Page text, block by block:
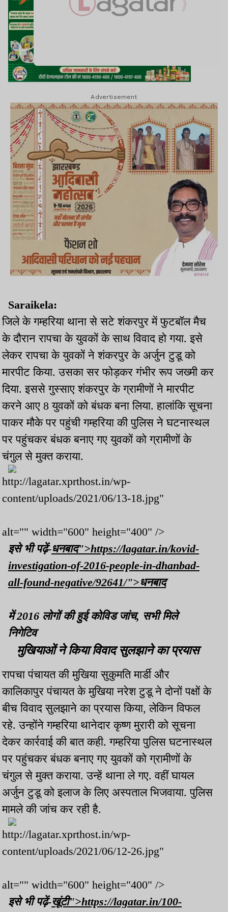
Advertisement
Saraikela:
जिले के गम्हरिया थाना से सटे शंकरपुर में फुटबॉल मैच
के दौरान रापचा के युवकों के साथ विवाद हो गया. इसे
लेकर रापचा के युवकों ने शंकरपुर के अर्जुन टुडू को
मारपीट किया. उसका सर फोड़कर गंभीर रूप जख्मी कर
दिया. इससे गुस्साए शंकरपुर के ग्रामीणों ने मारपीट
करने आए 8 युवकों को बंधक बना लिया. हालांकि सूचना
पाकर मौके पर पहुंची गम्हरिया की पुलिस ने घटनास्थल
पर पहुंचकर बंधक बनाए गए युवकों को ग्रामीणों के
चंगुल से मुक्त कराया.
http://lagatar.xprthost.in/wp-
content/uploads/2021/06/13-18.jpg"
alt="" width="600" height="400" />
इसे भी पढ़ें-धनबाद">https://lagatar.in/kovid-
investigation-of-2016-people-in-dhanbad-
all-found-negative/92641/">धनबाद
में 2016 लोगों की हुई कोविड जांच, सभी मिले
निगेटिव
मुखियाओं ने किया विवाद सुलझाने का प्रयास
रापचा पंचायत की मुखिया सुकुमति मार्डी और
कालिकापुर पंचायत के मुखिया नरेश टुडू ने दोनों पक्षों के
बीच विवाद सुलझाने का प्रयास किया, लेकिन विफल
रहे. उन्होंने गम्हरिया थानेदार कृष्ण मुरारी को सूचना
देकर कार्रवाई की बात कही. गम्हरिया पुलिस घटनास्थल
पर पहुंचकर बंधक बनाए गए युवकों को ग्रामीणों के
चंगुल से मुक्त कराया. उन्हें थाना ले गए. वहीं घायल
अर्जुन टुडू को इलाज के लिए अस्पताल भिजवाया. पुलिस
मामले की जांच कर रही है.
http://lagatar.xprthost.in/wp-
content/uploads/2021/06/12-26.jpg"
alt="" width="600" height="400" />
इसे भी पढ़ें-खूंटी">https://lagatar.in/100-